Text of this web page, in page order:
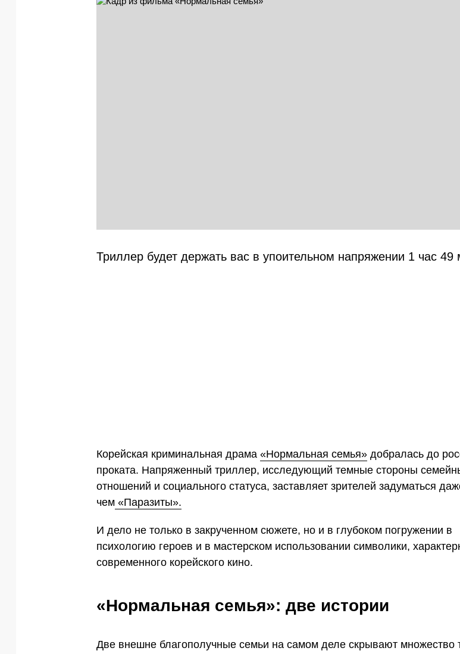
Триллер будет держать вас в упоительном напряжении 1 час 49
Корейская криминальная драма «Нормальная семья» добралась до
проката. Напряженный триллер, исследующий темные стороны
отношений и социального статуса, заставляет зрителей задуматься
чем «Паразиты».
И дело не только в закрученном сюжете, но и в глубоком погружении в
психологию героев и в мастерском использовании символики,
современного корейского кино.
«Нормальная семья»: две истории
Две внешне благополучные семьи на самом деле скрывают множество